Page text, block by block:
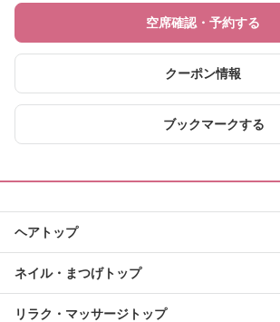
空席確認・予約する
クーポン情報
ブックマークする
ヘアトップ
ネイル・まつげトップ
リラク・マッサージトップ